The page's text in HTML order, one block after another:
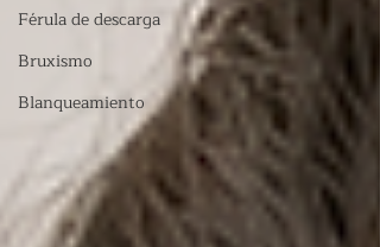
Férula de descarga
Bruxismo
Blanqueamiento